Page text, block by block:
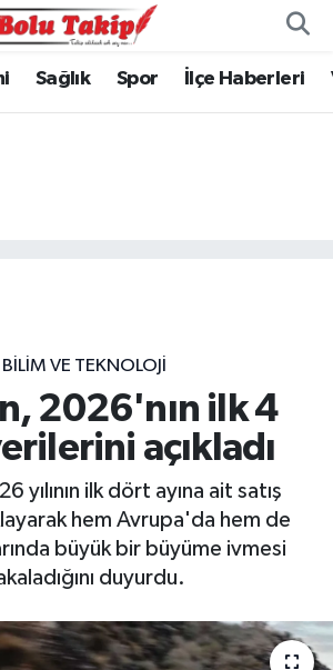
Sağlık Spor İlçe Haberleri
BILIM VE TEKNOLOJI
2026'nın ilk 4
açıkladı
yılının ilk dört ayına ait satış
hem Avrupa'da hem de
büyük bir büyüme ivmesi
duyurdu.